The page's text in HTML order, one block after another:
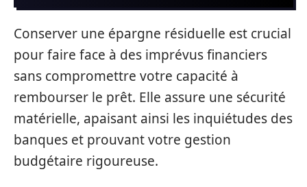
Conserver une épargne résiduelle est crucial
pour faire face à des imprévus financiers
sans compromettre votre capacité à
rembourser le prêt. Elle assure une sécurité
matérielle, apaisant ainsi les inquiétudes des
banques et prouvant votre gestion
budgétaire rigoureuse.